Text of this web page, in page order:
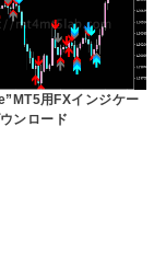
用FXインジケー
ンロード